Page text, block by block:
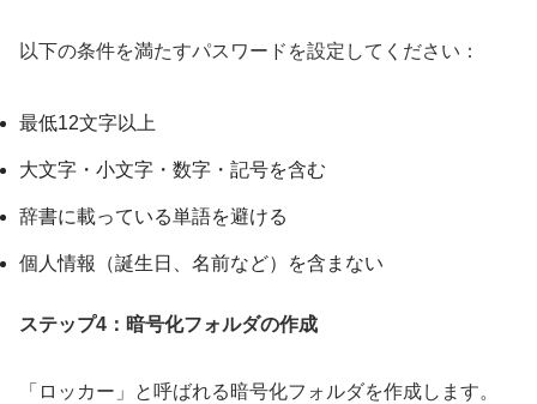
以下の条件を満たすパスワードを設定してください：
最低12文字以上
大文字・小文字・数字・記号を含む
辞書に載っている単語を避ける
個人情報（誕生日、名前など）を含まない
ステップ4：暗号化フォルダの作成
「ロッカー」と呼ばれる暗号化フォルダを作成します。